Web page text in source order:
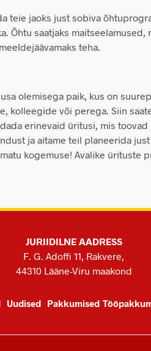
teie jaoks just sobiva
Õhtu saatjaks
teha.
olemisega paik, kus on
kolleegide või perega. Siin
erinevaid üritusi, mis
ja aitame teil planeerida
kogemuse! Avalike ürituste
JURIIDILNE AADRESS
F. G. Adoffi 11, Rakvere,
44310 Lääne-Viru maakond
Uudised Pakkumised